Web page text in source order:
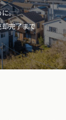
に。
完了まで